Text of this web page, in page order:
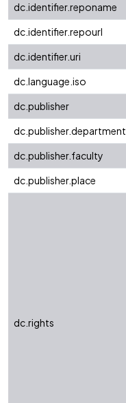
dc.identifier.reponame
dc.identifier.repourl
dc.identifier.uri
dc.language.iso
dc.publisher
dc.publisher.department
dc.publisher.faculty
dc.publisher.place
dc.rights